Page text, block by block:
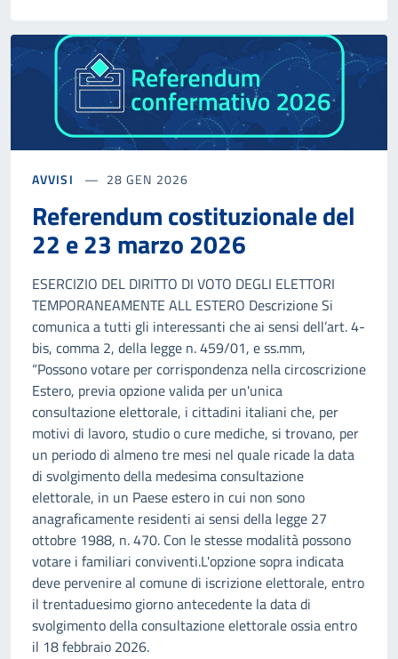
AVVISI 28 GEN 2026
Referendum costituzionale del
22 e 23 marzo 2026
ESERCIZIO DEL DIRITTO DI VOTO DEGLI ELETTORI
TEMPORANEAMENTE ALL ESTERO Descrizione Si
comunica a tutti gli interessanti che ai sensi dell’art. 4-
bis, comma 2, della legge n. 459/01, e ss.mm,
“Possono votare per corrispondenza nella circoscrizione
Estero, previa opzione valida per un'unica
consultazione elettorale, i cittadini italiani che, per
motivi di lavoro, studio o cure mediche, si trovano, per
un periodo di almeno tre mesi nel quale ricade la data
di svolgimento della medesima consultazione
elettorale, in un Paese estero in cui non sono
anagraficamente residenti ai sensi della legge 27
ottobre 1988, n. 470. Con le stesse modalità possono
votare i familiari conviventi.L'opzione sopra indicata
deve pervenire al comune di iscrizione elettorale, entro
il trentaduesimo giorno antecedente la data di
svolgimento della consultazione elettorale ossia entro
il 18 febbraio 2026.